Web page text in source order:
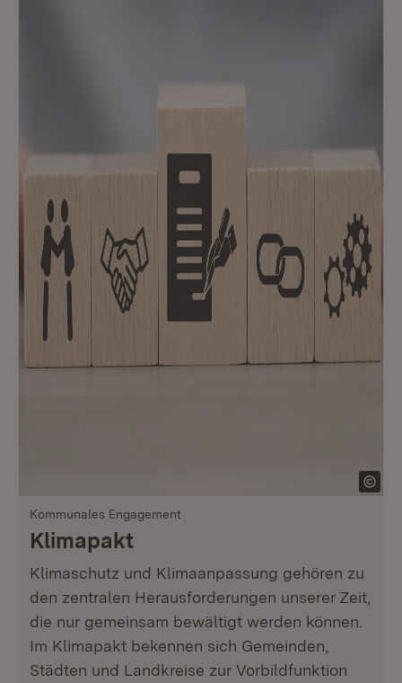
Kommunales Engagement
Klimapakt
Klimaschutz und Klimaanpassung gehören zu
den zentralen Herausforderungen unserer Zeit,
die nur gemeinsam bewältigt werden können.
Im Klimapakt bekennen sich Gemeinden,
Städten und Landkreise zur Vorbildfunktion